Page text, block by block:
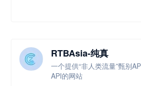
RTBAsia-纯真
一个提供“非人类流量”甄别
API的网站